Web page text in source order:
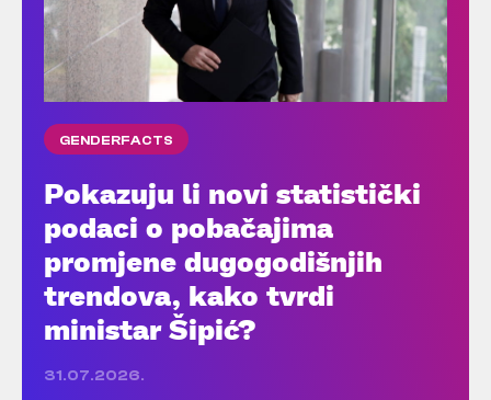
GENDERFACTS
Pokazuju li novi statistički
podaci o pobačajima
promjene dugogodišnjih
trendova, kako tvrdi
ministar Šipić?
31.07.2026.